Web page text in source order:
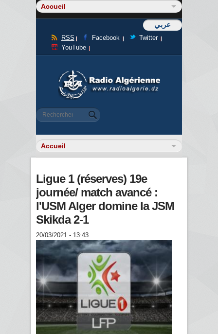
عربي
RSS Facebook
Twitter
YouTube
Formulaire de recherche
Rechercher
Ligue 1 (réserves) 19e
journée/ match avancé :
l'USM Alger domine la JSM
Skikda 2-1
20/03/2021 - 13:43